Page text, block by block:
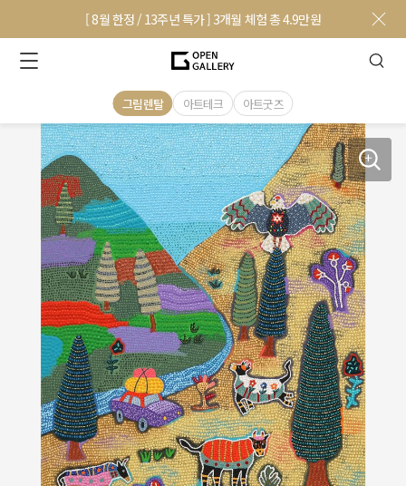
[ 8월 한정 / 13주년 특가 ] 3개월 체험 총 4.9만원
그림렌탈 아트테크 아트굿즈